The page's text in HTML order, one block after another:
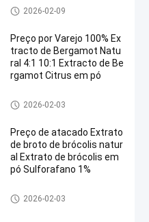
Extrato vegetal em pó
2026-02-09
Preço por Varejo 100% Ex
tracto de Bergamot Natu
ral 4:1 10:1 Extracto de Be
rgamot Citrus em pó
Extrato vegetal em pó
2026-02-03
Preço de atacado Extrato
de broto de brócolis natur
al Extrato de brócolis em
pó Sulforafano 1%
Extrato vegetal em pó
2026-02-03